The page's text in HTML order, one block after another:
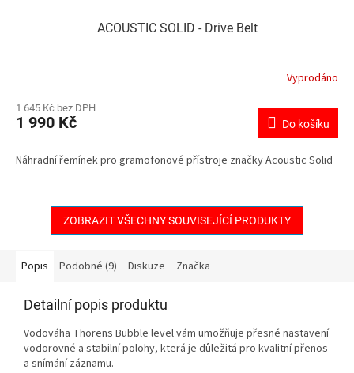
ACOUSTIC SOLID - Drive Belt
Vyprodáno
1 645 Kč bez DPH
1 990 Kč Do košíku
Náhradní řemínek pro gramofonové přístroje značky Acoustic Solid
ZOBRAZIT VŠECHNY SOUVISEJÍCÍ PRODUKTY
Popis Podobné (9) Diskuze Značka
Detailní popis produktu
Vodováha Thorens Bubble level vám umožňuje přesné nastavení
vodorovné a stabilní polohy, která je důležitá pro kvalitní přenos
a snímání záznamu.